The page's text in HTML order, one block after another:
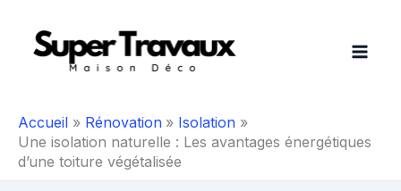
contenu
Accueil Rénovation
Isolation
Une isolation naturelle : Les avantages énergétiques
d’une toiture végétalisée